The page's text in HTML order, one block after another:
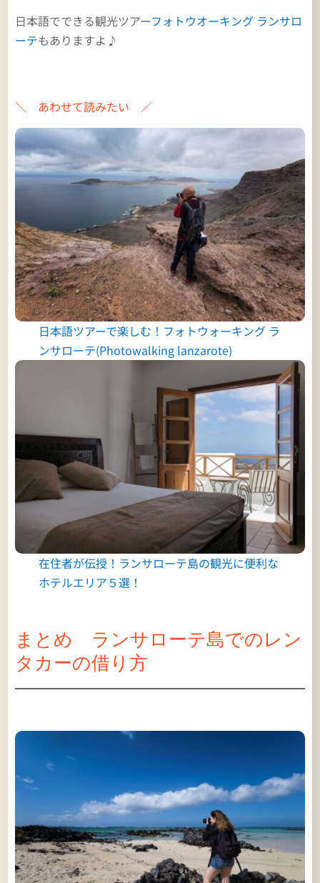
日本語でできる観光ツアーフォトウオーキング ランサロ
ーテもありますよ♪
＼ あわせて読みたい ／
日本語ツアーで楽しむ！フォトウォーキング ラ
ンサローテ(Photowalking lanzarote)
在住者が伝授！ランサローテ島の観光に便利な
ホテルエリア５選！
まとめ ランサローテ島でのレン
タカーの借り方